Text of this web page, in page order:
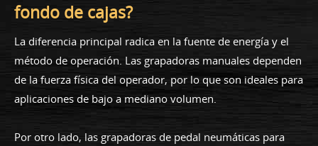
fondo de cajas?
La diferencia principal radica en la fuente de energía y el
método de operación. Las grapadoras manuales dependen
de la fuerza física del operador, por lo que son ideales para
aplicaciones de bajo a mediano volumen.
Por otro lado, las grapadoras de pedal neumáticas para